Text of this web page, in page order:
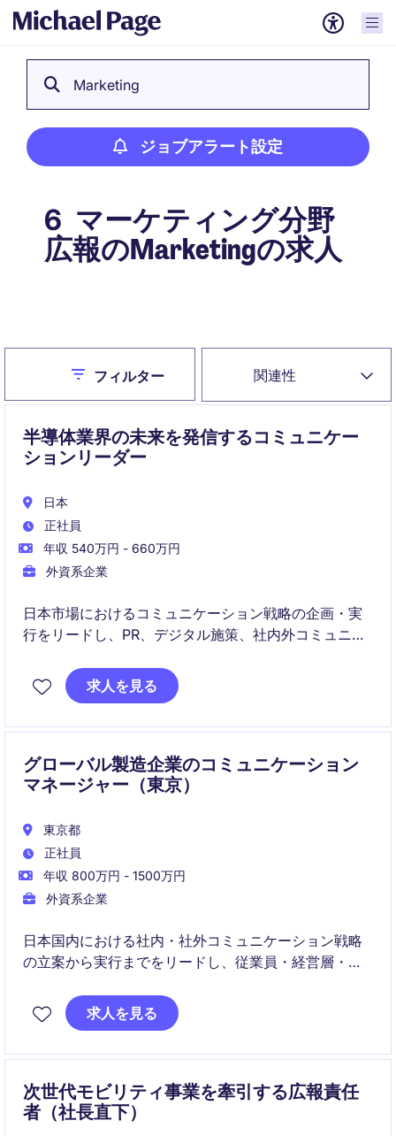
Marketing
ジョブアラート設定
6 マーケティング分野
広報のMarketingの求人
関連性
Closeフィルター
半導体業界の未来を発信するコミュニケー
ションリーダー
日本
正社員
年収 540万円 - 660万円
外資系企業
日本市場におけるコミュニケーション戦略の企画・実
行をリードし、PR、デジタル施策、社内外コミュニケ
携しながら、ブランド認知向上と企業価値の発信に貢
献するポジションです。
求人を見る
グローバル製造企業のコミュニケーション
マネージャー（東京）
東京都
正社員
年収 800万円 - 1500万円
外資系企業
日本国内における社内・社外コミュニケーション戦略
の立案から実行までをリードし、従業員・経営層・メ
メント向上を担うポジションです。東京を拠点に、国
内複数拠点およびグローバルチームと連携しながら、
求人を見る
次世代モビリティ事業を牽引する広報責任
者（社長直下）